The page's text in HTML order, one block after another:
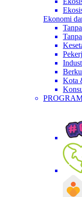
Ekonomi
Kota